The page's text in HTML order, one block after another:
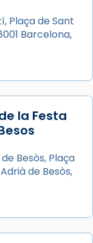
lloc la
al
apostòlica
i als
Joan
i l’ha
Barcelona,
Plaça de Sant
Barcelona,
la Festa
Besòs, Plaça
de Besòs,